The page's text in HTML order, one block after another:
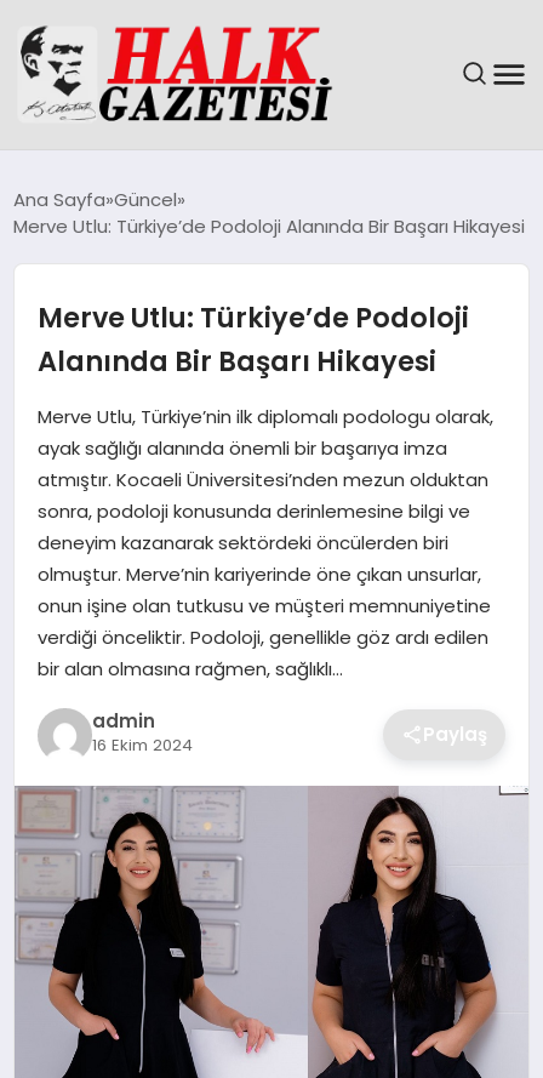
EĞITIM
EKONOMI
SAĞLIK
SIYASET
YAŞAM
Ana Sayfa Güncel
Merve Utlu: Türkiye’de Podoloji Alanında Bir Başarı Hikayesi
Merve Utlu: Türkiye’de Podoloji
Alanında Bir Başarı Hikayesi
Merve Utlu, Türkiye’nin ilk diplomalı podologu olarak,
ayak sağlığı alanında önemli bir başarıya imza
atmıştır. Kocaeli Üniversitesi’nden mezun olduktan
sonra, podoloji konusunda derinlemesine bilgi ve
deneyim kazanarak sektördeki öncülerden biri
olmuştur. Merve’nin kariyerinde öne çıkan unsurlar,
onun işine olan tutkusu ve müşteri memnuniyetine
verdiği önceliktir. Podoloji, genellikle göz ardı edilen
bir alan olmasına rağmen, sağlıklı…
admin
16 Ekim 2024 Paylaş